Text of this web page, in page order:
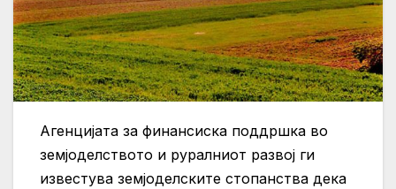
Агенцијата за финансиска поддршка во
земјоделството и руралниот развој ги
известува земјоделските стопанства дека